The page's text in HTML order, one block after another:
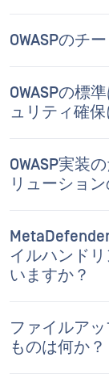
OWASPのチ
OWASPの標
ュリティ確
OWASP実装
リューショ
イルハンド
いますか？
ファイルア
ものは何か？